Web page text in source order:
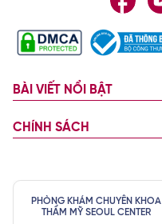
BÀI VIẾT NỔI BẬT
CHÍNH SÁCH
PHÒNG KHÁM CHUYÊN KHOA
THẨM MỸ SEOUL CENTER